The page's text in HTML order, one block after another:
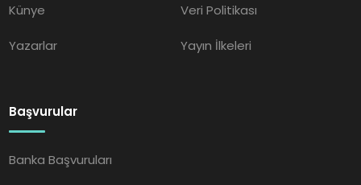
Künye
Yazarlar
Veri Politikası
Yayın İlkeleri
Başvurular
Banka Başvuruları